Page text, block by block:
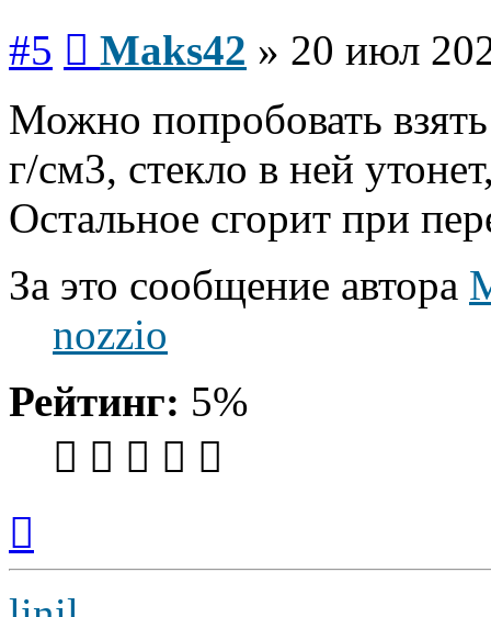
#5 Maks42 » 20 июл
Можно попробовать
г/см3, стекло в ней
Остальное сгорит при
За это сообщение автора
nozzio
Рейтинг: 5%
началу